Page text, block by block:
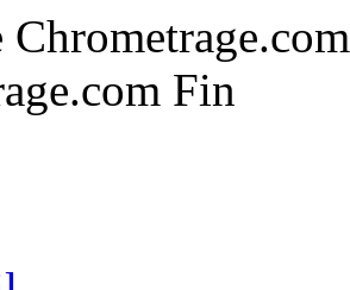
Fin